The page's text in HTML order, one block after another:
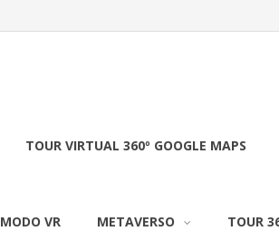
TOUR VIRTUAL 360º GOOGLE MAPS
MODO VR METAVERSO TOUR